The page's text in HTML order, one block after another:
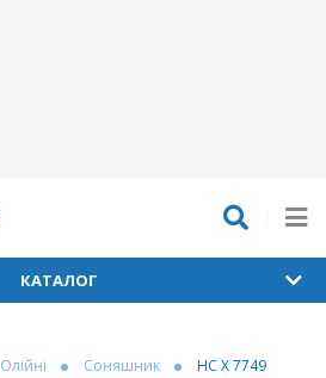
КАТАЛОГ
Олійні Соняшник НС X 7749